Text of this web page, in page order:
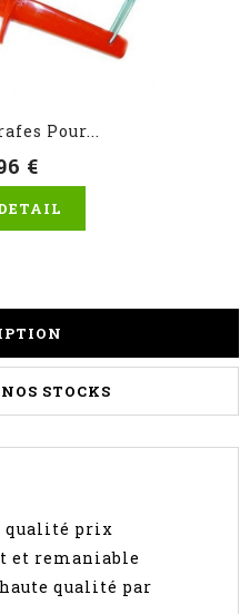
Pour...
€
STOCKS
qualité prix
et remaniable
qualité par